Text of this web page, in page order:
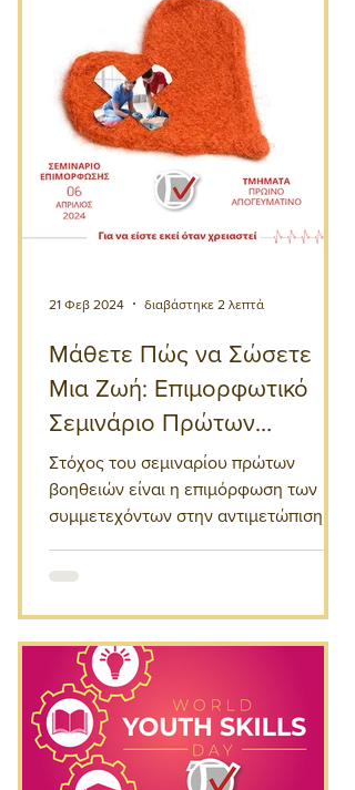
Μάθετε Πώς να Σώσετε
Μια Ζωή: Επιμορφωτικό
Σεμινάριο Πρώτων
Βοηθειών
Στόχος του σεμιναρίου πρώτων
βοηθειών είναι η επιμόρφωση των
συμμετεχόντων στην αντιμετώπιση
21 Φεβ 2024 διαβάστηκε 2 λεπτά